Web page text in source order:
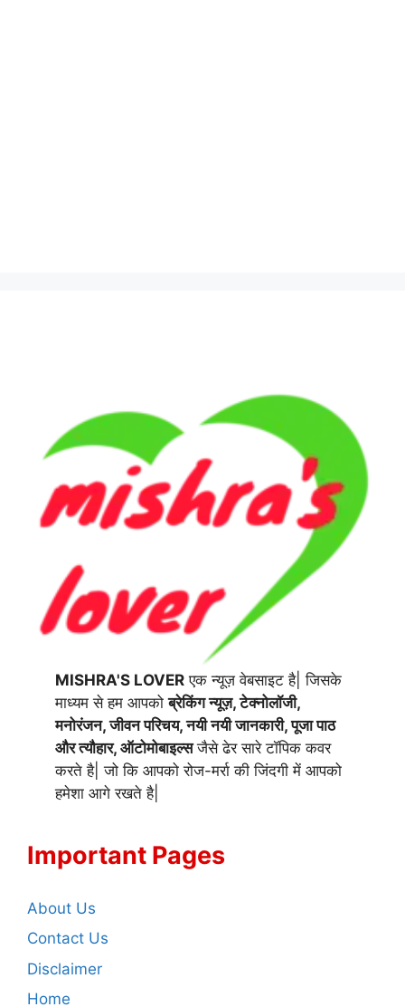
MISHRA'S LOVER एक न्यूज़ वेबसाइट है| जिसके
माध्यम से हम आपकोब्रेकिंग न्यूज़, टेक्नोलॉजी,
मनोरंजन, जीवन परिचय, नयी नयी जानकारी, पूजा पाठ
और त्यौहार, ऑटोमोबाइल्सजैसे ढेर सारे टॉपिक कवर
करते है| जो कि आपको रोज-मर्रा की जिंदगी में आपको
हमेशा आगे रखते है|
Important Pages
About Us
Contact Us
Disclaimer
Home